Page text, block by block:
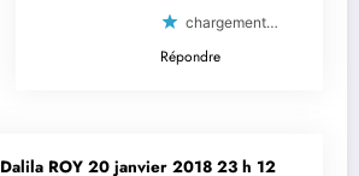
chargement…
Répondre
Dalila ROY 20 janvier 2018 23 h 12